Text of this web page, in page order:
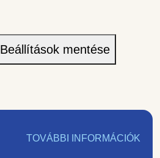
Beállítások mentése
TOVÁBBI INFORMÁCIÓK